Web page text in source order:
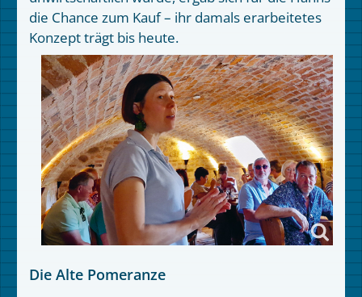
die Chance zum Kauf – ihr damals erarbeitetes
Konzept trägt bis heute.
Die Alte Pomeranze